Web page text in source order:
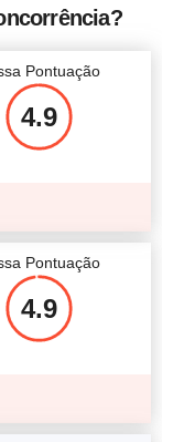
0 B
Pontuação
4.9
Pontuação
4.9